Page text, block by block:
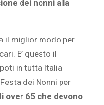
dei nonni alla
il miglior modo per
E’ questo il
in tutta Italia
dei Nonni per
over 65 che devono